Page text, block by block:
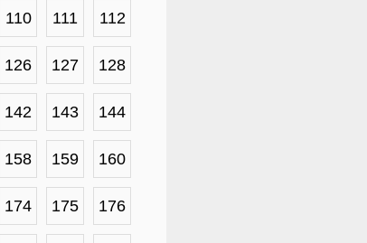
110 111 112
126 127 128
142 143 144
158 159 160
174 175 176